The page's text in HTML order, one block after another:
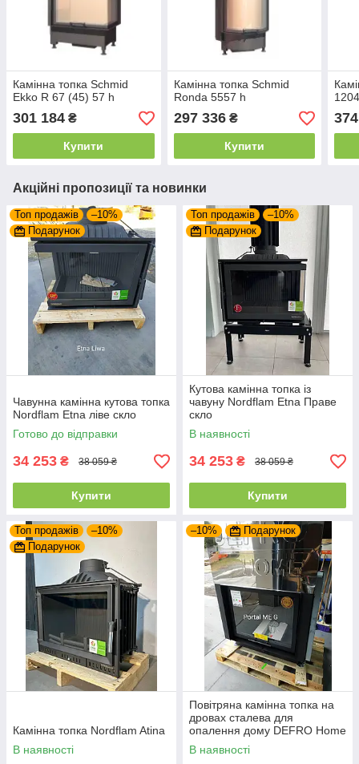
Камінна топка Schmid
Ekko R 67 (45) 57 h
301 184 ₴
Купити
Камінна топка Schmid
Ronda 5557 h
297 336₴
Купити
Акційні пропозиції та новинки
Топ продажів
–10%
Подарунок
Чавунна камінна кутова топка
Nordflam Etna ліве скло
Готово до відправки
34 253 ₴ 38 059 ₴
Купити
Топ продажів
–10%
Подарунок
Кутова камінна топка із
чавуну Nordflam Etna Праве
скло
В наявності
34 253 ₴ 38 059 ₴
Купити
Топ продажів
–10%
Подарунок
Камінна топка Nordflam Atina
В наявності
–10% Подарунок
Повітряна камінна топка на
дровах сталева для
опалення дому DEFRO Home
PORTAL ME G з підйомними
дверцятами
В наявності